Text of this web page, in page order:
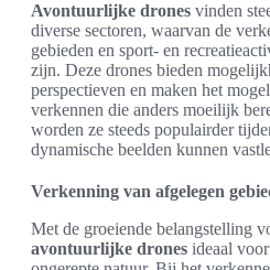
Avontuurlijke drones vinden
diverse sectoren, waarvan de
gebieden en sport- en
zijn. Deze drones bieden
perspectieven en maken het
verkennen die anders moeilijk
worden ze steeds populairder
dynamische beelden kunnen
Verkenning van afgelegen
Met de groeiende belangstelling
avontuurlijke drones ideaal